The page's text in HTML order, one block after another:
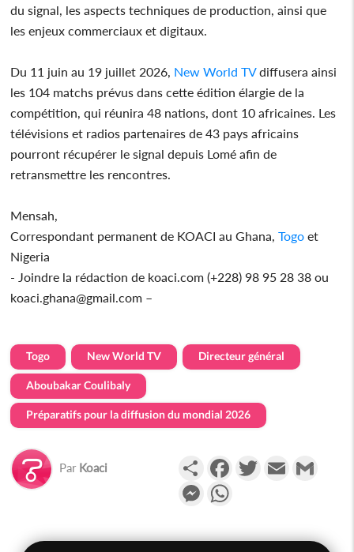
du signal, les aspects techniques de production, ainsi que
les enjeux commerciaux et digitaux.
Du 11 juin au 19 juillet 2026, New World TVdiffusera ainsi
les 104 matchs prévus dans cette édition élargie de la
compétition, qui réunira 48 nations, dont 10 africaines. Les
télévisions et radios partenaires de 43 pays africains
pourront récupérer le signal depuis Lomé afin de
retransmettre les rencontres.
Mensah,
Correspondant permanent de KOACI au Ghana,Togo et
Nigeria
- Joindre la rédaction de koaci.com (+228) 98 95 28 38 ou
koaci.ghana@gmail.com –
Togo New World TV Directeur général
Aboubakar Coulibaly
Préparatifs pour la diffusion du mondial 2026
Par Koaci PartagerFacebookTwitterEmail
Messenger